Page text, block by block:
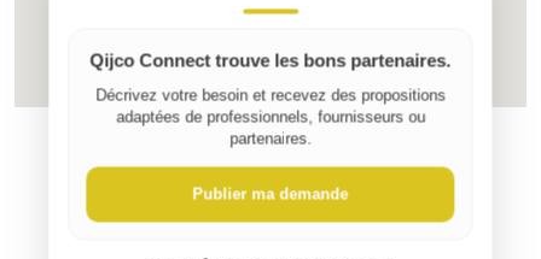
Qijco Connect trouve les bons partenaires.
Décrivez votre besoin et recevez des propositions
adaptées de professionnels, fournisseurs ou
partenaires.
Publier ma demande